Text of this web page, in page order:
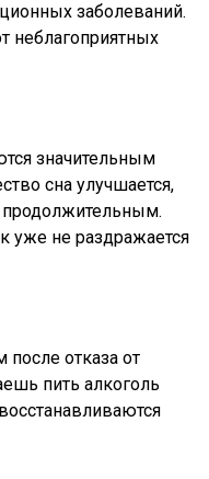
заболеваний.
неблагоприятных
значительным
сна улучшается,
продолжительным.
уже не раздражается
после отказа от
пить алкоголь